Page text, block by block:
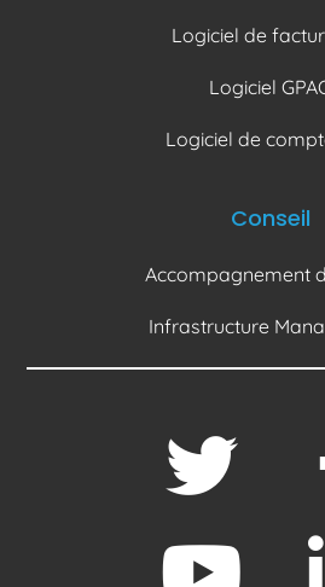
Logiciel de
Logiciel
Logiciel de
Conseil
Accompagnement
Infrastructure